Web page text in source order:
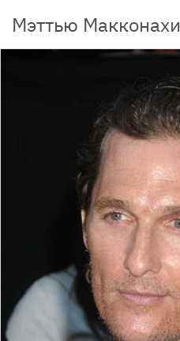
Мэттью Макконахи